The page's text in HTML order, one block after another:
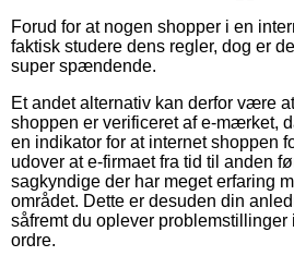
Forud for at nogen shopper i en
faktisk studere dens regler, dog er
super spændende.
Et andet alternativ kan derfor være
shoppen er verificeret af e-mærket,
en indikator for at internet shoppen
udover at e-firmaet fra tid til anden
sagkyndige der har meget erfaring
området. Dette er desuden din
såfremt du oplever problemstillinger
ordre.